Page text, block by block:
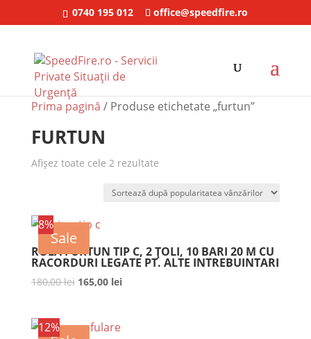
0740 195 012 office@speedfire.ro
Prima pagină / Produse etichetate „furtun”
FURTUN
Afișez toate cele 2 rezultate
8%
Sale
ROLA FURTUN TIP C, 2 ȚOLI, 10 BARI 20 M CU
RACORDURI LEGATE PT. ALTE INTREBUINTARI
180,00lei Prețul
fost:
165,00 leiPrețul
12%